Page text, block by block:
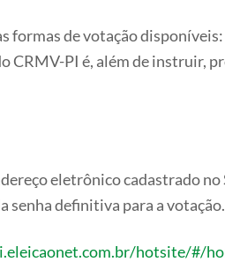
formas de votação
PI é, além de instruir,
eletrônico cadastrado
senha definitiva para a votação.
hotsite/#/